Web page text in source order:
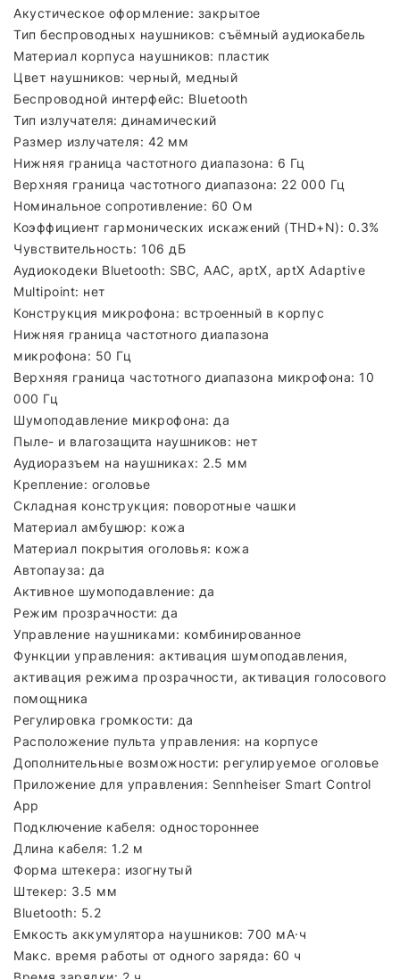
Акустическое оформление: закрытое
Тип беспроводных наушников: съёмный аудиокабель
Материал корпуса наушников: пластик
Цвет наушников: черный, медный
Беспроводной интерфейс: Bluetooth
Тип излучателя: динамический
Размер излучателя: 42 мм
Нижняя граница частотного диапазона: 6 Гц
Верхняя граница частотного диапазона: 22 000 Гц
Номинальное сопротивление: 60 Ом
Коэффициент гармонических искажений (THD+N): 0.3%
Чувствительность: 106 дБ
Аудиокодеки Bluetooth: SBC, AAC, aptX, aptX Adaptive
Multipoint: нет
Конструкция микрофона: встроенный в корпус
Нижняя граница частотного диапазона
микрофона: 50 Гц
Верхняя граница частотного диапазона микрофона: 10
000 Гц
Шумоподавление микрофона: да
Пыле- и влагозащита наушников: нет
Аудиоразъем на наушниках: 2.5 мм
Крепление: оголовье
Складная конструкция: поворотные чашки
Материал амбушюр: кожа
Материал покрытия оголовья: кожа
Автопауза: да
Активное шумоподавление: да
Режим прозрачности: да
Управление наушниками: комбинированное
Функции управления: активация шумоподавления,
активация режима прозрачности, активация голосового
помощника
Регулировка громкости: да
Расположение пульта управления: на корпусе
Дополнительные возможности: регулируемое оголовье
Приложение для управления: Sennheiser Smart Control
App
Подключение кабеля: одностороннее
Длина кабеля: 1.2 м
Форма штекера: изогнутый
Штекер: 3.5 мм
Bluetooth: 5.2
Емкость аккумулятора наушников: 700 мА·ч
Макс. время работы от одного заряда: 60 ч